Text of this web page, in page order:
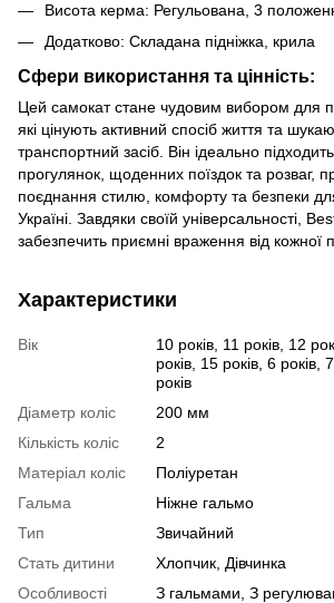
Висота керма: Регульована, 3
Додатково: Складана підніжка, крила
Сфери використання та цінність:
Цей самокат стане чудовим вибором для
які цінують активний спосіб життя та
транспортний засіб. Він ідеально
прогулянок, щоденних поїздок та розваг,
поєднання стилю, комфорту та безпеки
Україні. Завдяки своїй універсальності,
забезпечить приємні враження від кожної
Характеристики
Вік
10 років, 11 років, 12
років, 15 років, 6 років,
років
Діаметр коліс
200 мм
Кількість коліс
2
Матеріал коліс
Поліуретан
Гальма
Ніжне гальмо
Тип
Звичайний
Стать дитини
Хлопчик, Дівчинка
Особливості
З гальмами, З